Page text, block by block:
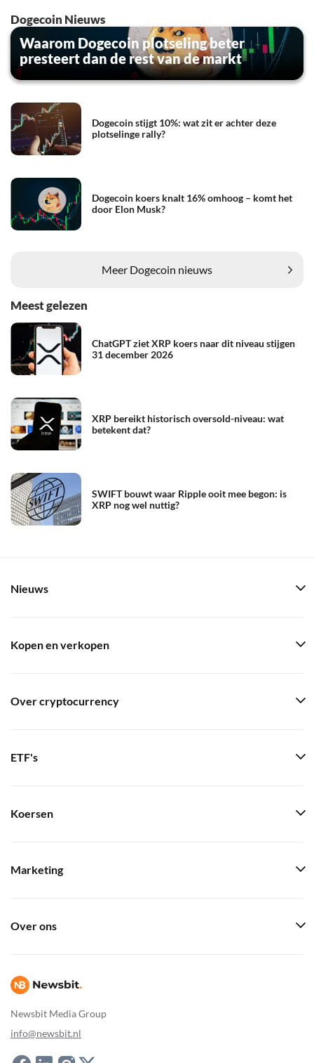
Dogecoin Nieuws
Waarom Dogecoin plotseling beter
presteert dan de rest van de markt
Dogecoin stijgt 10%: wat zit er achter deze
plotselinge rally?
Dogecoin koers knalt 16% omhoog – komt het
door Elon Musk?
Meer Dogecoin nieuws
Meest gelezen
ChatGPT ziet XRP koers naar dit niveau stijgen
31 december 2026
XRP bereikt historisch oversold-niveau: wat
betekent dat?
SWIFT bouwt waar Ripple ooit mee begon: is
XRP nog wel nuttig?
Newsbit Media Group
info@newsbit.nl
Nieuws
Kopen en verkopen
Over cryptocurrency
ETF's
Koersen
Marketing
Over ons